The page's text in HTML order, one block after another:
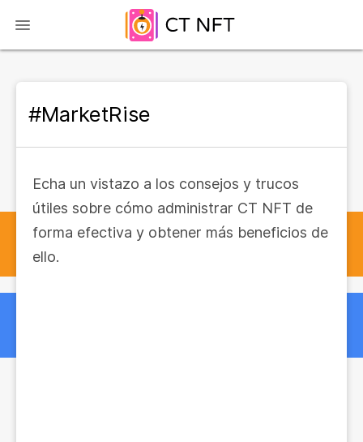
#MarketRise
Echa un vistazo a los consejos y trucos
útiles sobre cómo administrar CT NFT de
forma efectiva y obtener más beneficios de
ello.